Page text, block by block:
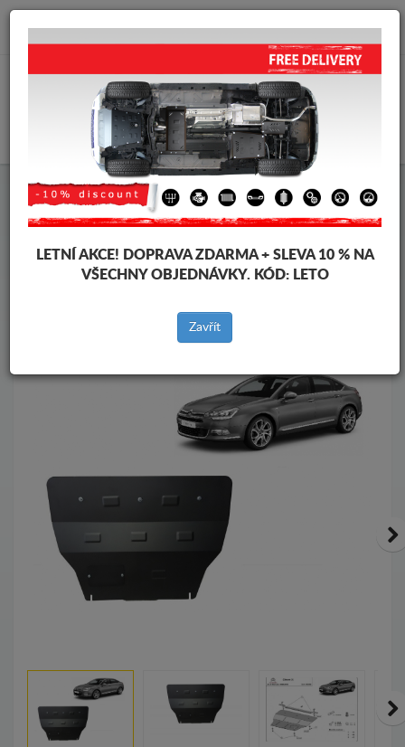
info@krytpodmotor.com
Kryt pod motor Citroen Kryt pod motor Citroen C5
vozidel
Značky vozidel
Zpět na produkty
LETNÍ AKCE! DOPRAVA ZDARMA + SLEVA 10 % NA
VŠECHNY OBJEDNÁVKY. KÓD: LETO
Zavřít